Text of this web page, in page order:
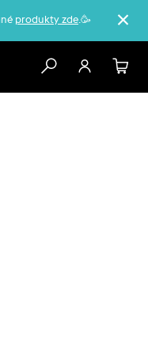
produkty zde.🥳